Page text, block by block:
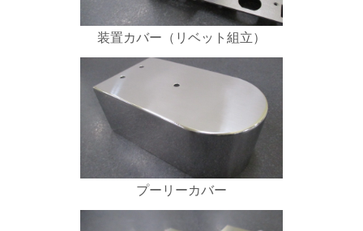
装置カバー（リベット組立）
プーリーカバー